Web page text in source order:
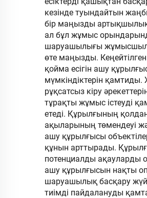
корпус, құйма
механизмі
кезінде туындайтын
бір маңызды артықшылық,
ал бұл жұмыс
шаруашылығы
өте маңызды.
қойма есігін ашу
мүмкіндіктерін
рұқсатсыз кіру
тұрақты жұмыс істеуді
етеді. Құрылғының
ақыларының төмендеуі
ашу құрылғысы
құнын арттырады.
потенциалды ақауларды
ашу құрылғысын нақты
шаруашылық басқару
тиімді пайдалануды